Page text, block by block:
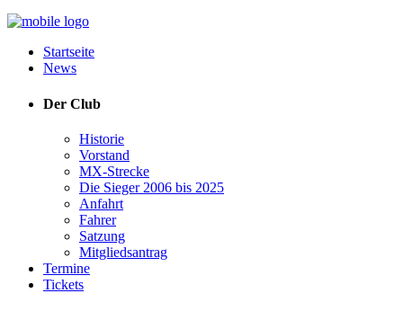
Startseite
News
Der Club
Historie
Vorstand
MX-Strecke
Die Sieger 2006 bis 2025
Anfahrt
Fahrer
Satzung
Mitgliedsantrag
Termine
Tickets